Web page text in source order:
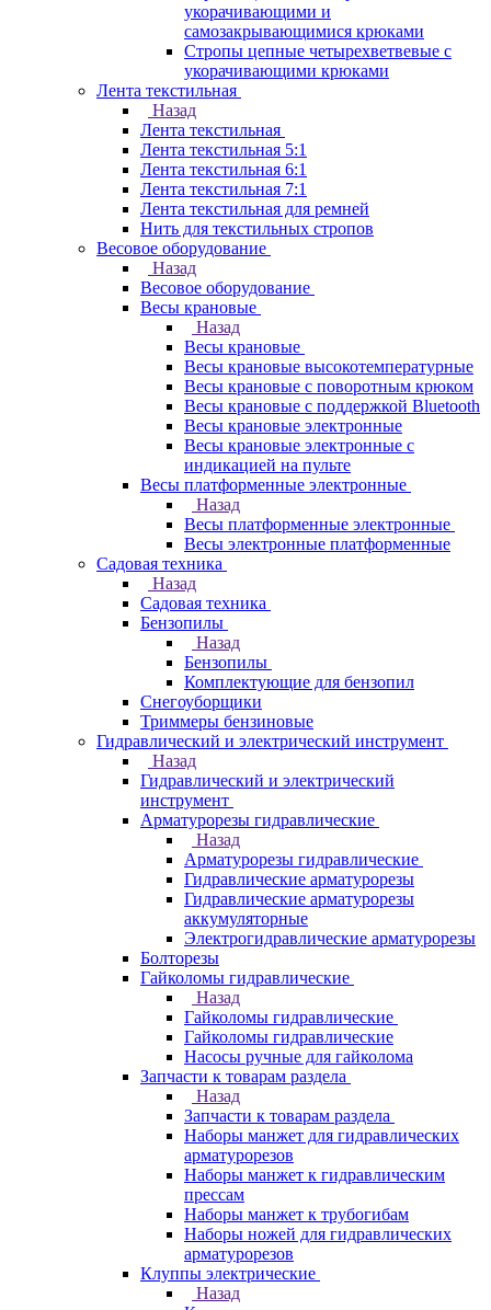
укорачивающими и
самозакрывающимися крюками
Стропы цепные четырехветвевые с
укорачивающими крюками
Лента текстильная
Назад
Лента текстильная
Лента текстильная 5:1
Лента текстильная 6:1
Лента текстильная 7:1
Лента текстильная для ремней
Нить для текстильных стропов
Весовое оборудование
Назад
Весовое оборудование
Весы крановые
Назад
Весы крановые
Весы крановые высокотемпературные
Весы крановые с поворотным крюком
Весы крановые с поддержкой Bluetooth
Весы крановые электронные
Весы крановые электронные с
индикацией на пульте
Весы платформенные электронные
Назад
Весы платформенные электронные
Весы электронные платформенные
Садовая техника
Назад
Садовая техника
Бензопилы
Назад
Бензопилы
Комплектующие для бензопил
Снегоуборщики
Триммеры бензиновые
Гидравлический и электрический инструмент
Назад
Гидравлический и электрический
инструмент
Арматурорезы гидравлические
Назад
Арматурорезы гидравлические
Гидравлические арматурорезы
Гидравлические арматурорезы
аккумуляторные
Электрогидравлические арматурорезы
Болторезы
Гайколомы гидравлические
Назад
Гайколомы гидравлические
Гайколомы гидравлические
Насосы ручные для гайколома
Запчасти к товарам раздела
Назад
Запчасти к товарам раздела
Наборы манжет для гидравлических
арматурорезов
Наборы манжет к гидравлическим
прессам
Наборы манжет к трубогибам
Наборы ножей для гидравлических
арматурорезов
Клуппы электрические
Назад